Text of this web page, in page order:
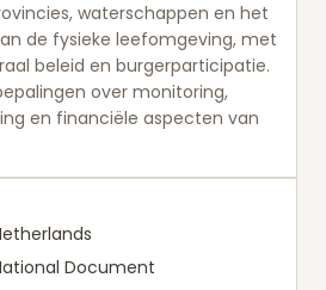
waterschappen en het
de fysieke leefomgeving, met
beleid en burgerparticipatie.
over monitoring,
en financiële aspecten van
Document